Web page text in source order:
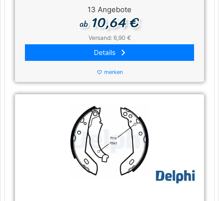
13 Angebote
ab10,64 €
Versand: 6,90 €
Details keyboard_arrow_right
favorite_border merken